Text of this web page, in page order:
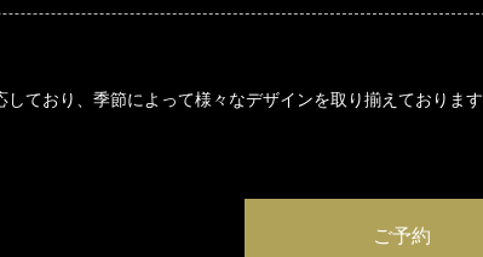
ており、季節によって様々なデザインを取り揃えております
ご予約